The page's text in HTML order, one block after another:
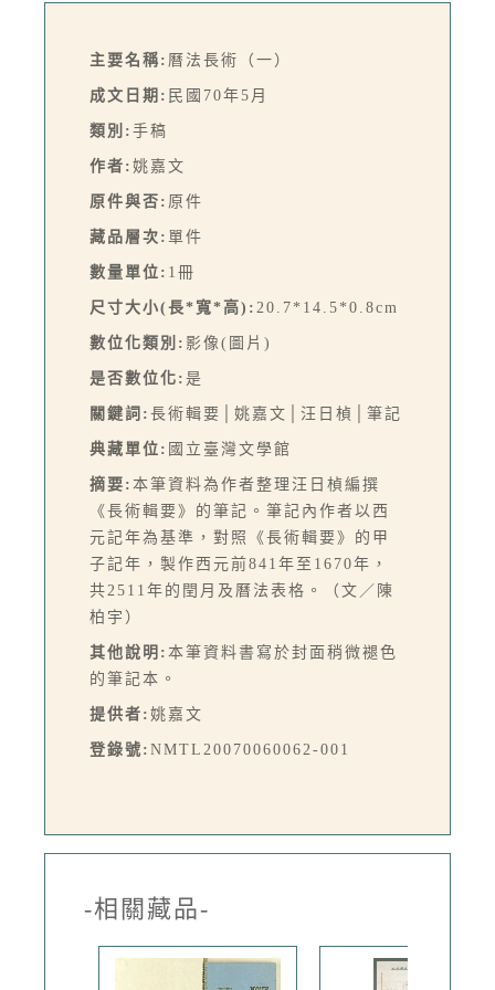
主要名稱: 曆法長術（一）
成文日期: 民國70年5月
類別: 手稿
作者: 姚嘉文
原件與否: 原件
藏品層次: 單件
數量單位: 1冊
尺寸大小(長*寬*高): 20.7*14.5*0.8cm
數位化類別: 影像(圖片)
是否數位化: 是
關鍵詞: 長術輯要│姚嘉文│汪日楨│筆記
典藏單位: 國立臺灣文學館
摘要: 本筆資料為作者整理汪日楨編撰
《長術輯要》的筆記。筆記內作者以西
元記年為基準，對照《長術輯要》的甲
子記年，製作西元前841年至1670年，
共2511年的閏月及曆法表格。（文／陳
柏宇）
其他說明: 本筆資料書寫於封面稍微褪色
的筆記本。
提供者: 姚嘉文
登錄號: NMTL20070060062-001
-相關藏品-